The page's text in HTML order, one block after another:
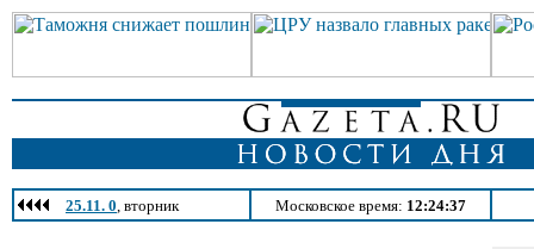
25.11. 0, вторник Московское время: 12:24:37